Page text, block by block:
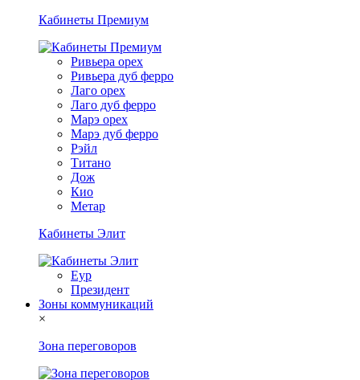
Кабинеты Премиум
Ривьера орех
Ривьера дуб ферро
Лаго орех
Лаго дуб ферро
Марэ орех
Марэ дуб ферро
Рэйл
Титано
Дож
Кио
Метар
Кабинеты Элит
Еур
Президент
Зоны коммуникаций
×
Зона переговоров